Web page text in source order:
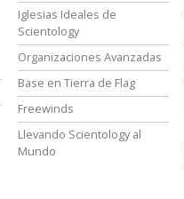
Iglesias Ideales de
Scientology
Organizaciones Avanzadas
Base en Tierra de Flag
Freewinds
Llevando Scientology al
Mundo